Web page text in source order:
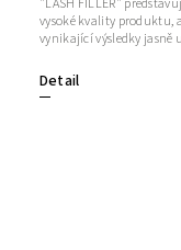
Detail
vysoké kvality produktu,
vynikající výsledky jasně